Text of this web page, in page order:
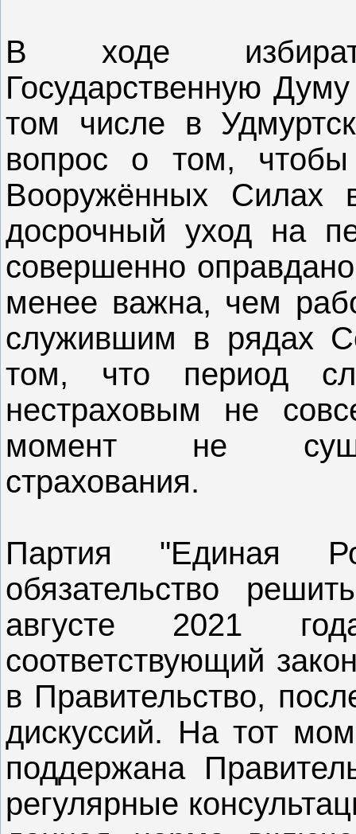
В ходе
Государственную
том числе в
вопрос о том,
Вооружённых
досрочный уход на
совершенно
менее важна, чем
служившим в рядах
том, что период
нестраховым не
момент не
страхования.
Партия "Единая
обязательство
августе 2021
соответствующий
в Правительство,
дискуссий. На тот
поддержана
регулярные